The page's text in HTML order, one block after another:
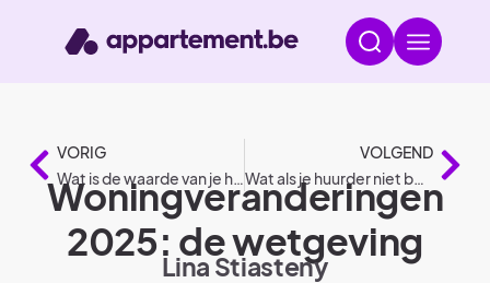
VORIG
Wat is de waarde van je huis of appartement?
VOLGEND
Wat als je huurder niet betaalt? – 7 cruciale stappen
Woningveranderingen
2025: de wetgeving
Lina Stiasteny